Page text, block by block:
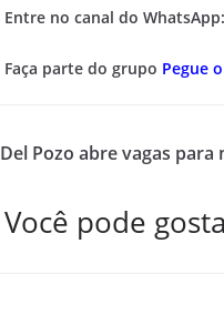
Entre no canal do WhatsApp:
Faça parte do grupo Pegue
Del Pozo abre vagas
Você pode